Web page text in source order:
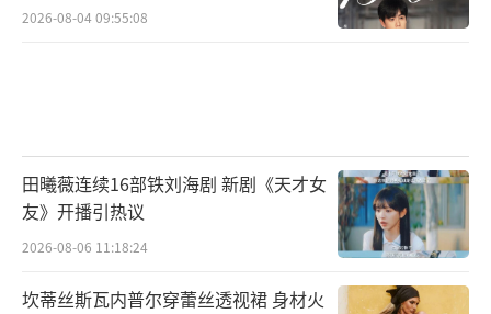
2026-08-04 09:55:08
田曦薇连续16部铁刘海剧 新剧《天才女
友》开播引热议
2026-08-06 11:18:24
坎蒂丝斯瓦内普尔穿蕾丝透视裙 身材火